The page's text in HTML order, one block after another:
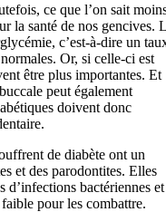
ce que l’on sait
la santé de nos gencives.
c’est-à-dire un
Or, si celle-ci est
être plus importantes. Et
peut également
doivent donc
de diabète ont un
et des parodontites. Elles
d’infections bactériennes et
pour les combattre.